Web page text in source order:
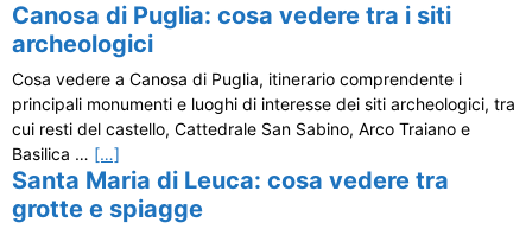
Canosa di Puglia: cosa vedere tra i siti
archeologici
Cosa vedere a Canosa di Puglia, itinerario comprendente i
principali monumenti e luoghi di interesse dei siti archeologici, tra
cui resti del castello, Cattedrale San Sabino, Arco Traiano e
Basilica … […]
Santa Maria di Leuca: cosa vedere tra
grotte e spiagge